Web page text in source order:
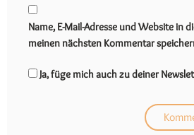
Name, E-Mail-Adresse und Website in
meinen nächsten Kommentar
Ja, füge mich auch zu deiner